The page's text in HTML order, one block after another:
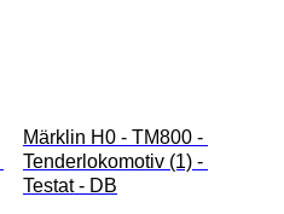
Märklin H0 - TM800 -
Tenderlokomotiv (1) -
Testat - DB